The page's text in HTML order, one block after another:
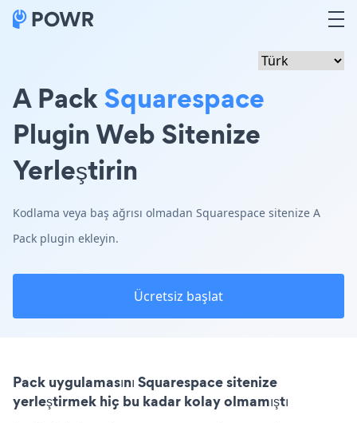
A PackSquarespace
Plugin Web Sitenize
Yerleştirin
Kodlama veya baş ağrısı olmadan Squarespace sitenize A
Pack plugin ekleyin.
Ücretsiz başlat
Pack uygulamasını Squarespace sitenize
yerleştirmek hiç bu kadar kolay olmamıştı